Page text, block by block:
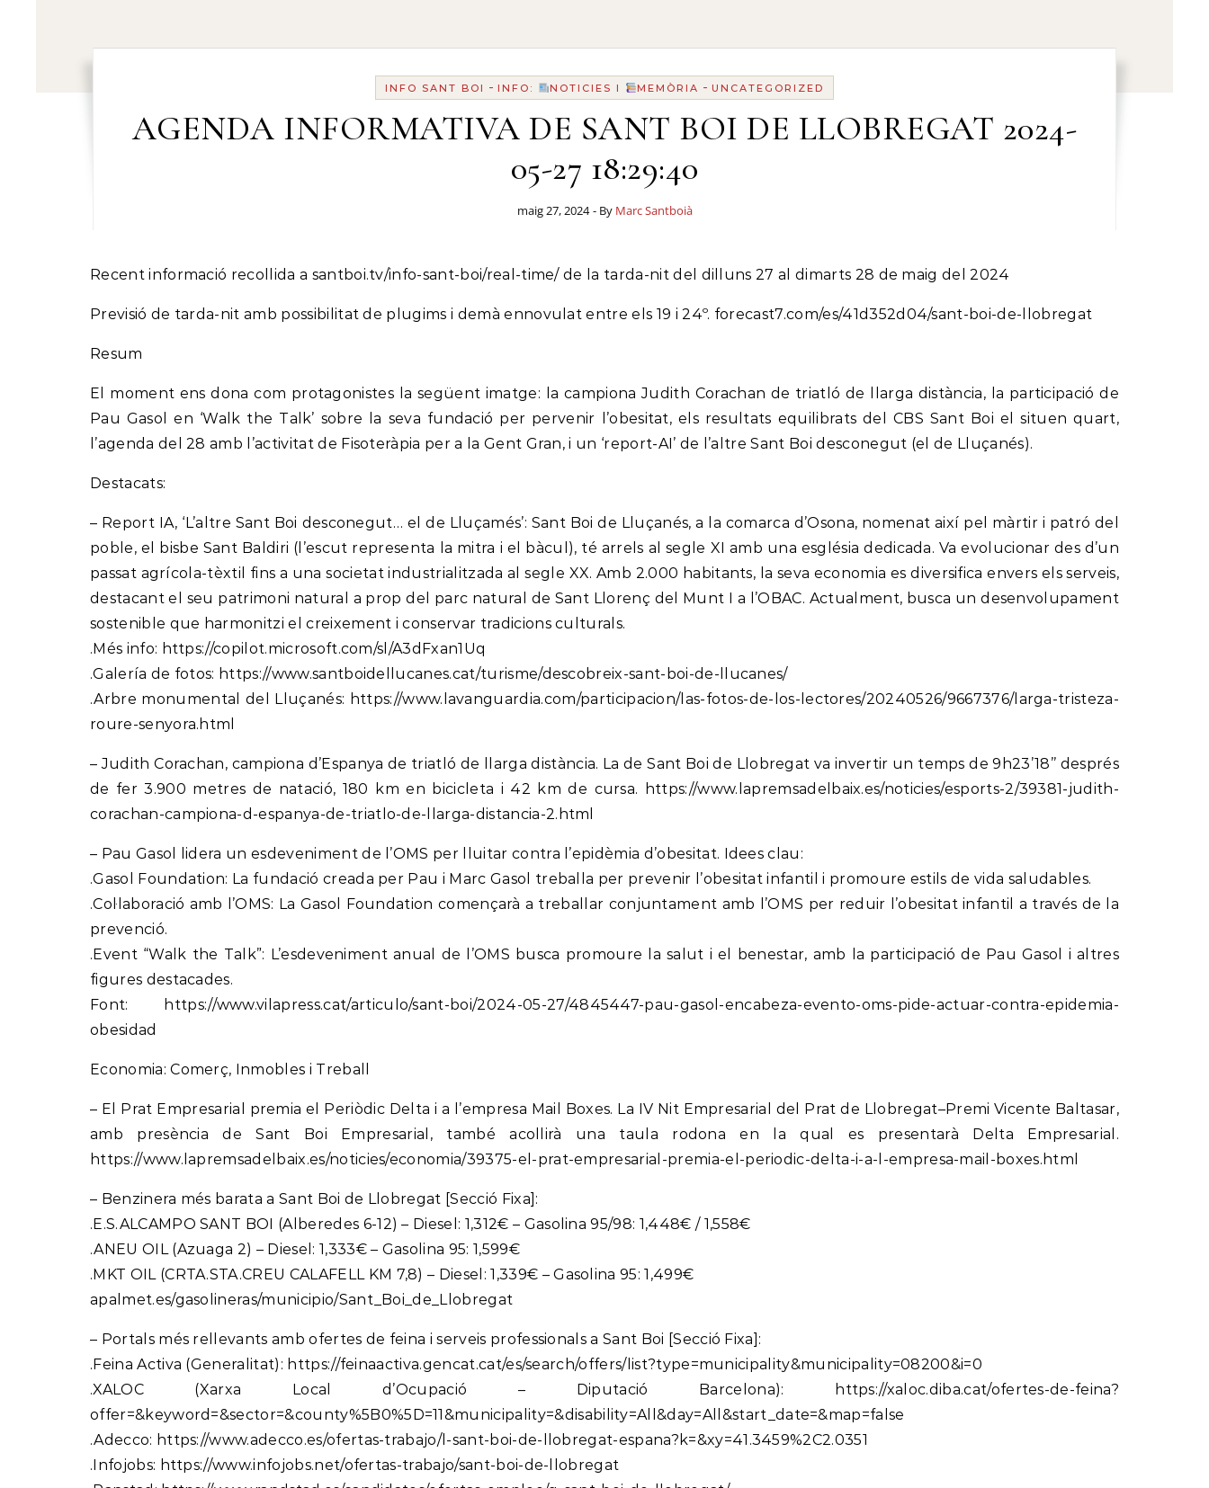
INFO SANT BOI -INFO: NOTICIES I MEMÒRIA - UNCATEGORIZED
AGENDA INFORMATIVA DE SANT BOI DE LLOBREGAT 2024-
05-27 18:29:40
maig 27, 2024 - By Marc Santboià
Recent informació recollida a santboi.tv/info-sant-boi/real-time/ de la tarda-nit del dilluns 27 al dimarts 28 de maig del 2024
Previsió de tarda-nit amb possibilitat de plugims i demà ennovulat entre els 19 i 24º. forecast7.com/es/41d352d04/sant-boi-de-llobregat
Resum
El moment ens dona com protagonistes la següent imatge: la campiona Judith Corachan de triatló de llarga distància, la participació de
Pau Gasol en ‘Walk the Talk’ sobre la seva fundació per pervenir l’obesitat, els resultats equilibrats del CBS Sant Boi el situen quart,
l’agenda del 28 amb l’activitat de Fisoteràpia per a la Gent Gran, i un ‘report-AI’ de l’altre Sant Boi desconegut (el de Lluçanés).
Destacats:
– Report IA, ‘L’altre Sant Boi desconegut… el de Lluçamés’: Sant Boi de Lluçanés, a la comarca d’Osona, nomenat així pel màrtir i patró del
poble, el bisbe Sant Baldiri (l’escut representa la mitra i el bàcul), té arrels al segle XI amb una església dedicada. Va evolucionar des d’un
passat agrícola-tèxtil fins a una societat industrialitzada al segle XX. Amb 2.000 habitants, la seva economia es diversifica envers els serveis,
destacant el seu patrimoni natural a prop del parc natural de Sant Llorenç del Munt I a l’OBAC. Actualment, busca un desenvolupament
sostenible que harmonitzi el creixement i conservar tradicions culturals.
.Més info: https://copilot.microsoft.com/sl/A3dFxan1Uq
.Galería de fotos: https://www.santboidellucanes.cat/turisme/descobreix-sant-boi-de-llucanes/
.Arbre monumental del Lluçanés: https://www.lavanguardia.com/participacion/las-fotos-de-los-lectores/20240526/9667376/larga-tristeza-
roure-senyora.html
– Judith Corachan, campiona d’Espanya de triatló de llarga distància. La de Sant Boi de Llobregat va invertir un temps de 9h23’18’’ després
de fer 3.900 metres de natació, 180 km en bicicleta i 42 km de cursa. https://www.lapremsadelbaix.es/noticies/esports-2/39381-judith-
corachan-campiona-d-espanya-de-triatlo-de-llarga-distancia-2.html
– Pau Gasol lidera un esdeveniment de l’OMS per lluitar contra l’epidèmia d’obesitat. Idees clau:
.Gasol Foundation: La fundació creada per Pau i Marc Gasol treballa per prevenir l’obesitat infantil i promoure estils de vida saludables.
.Col·laboració amb l’OMS: La Gasol Foundation començarà a treballar conjuntament amb l’OMS per reduir l’obesitat infantil a través de la
prevenció.
.Event “Walk the Talk”: L’esdeveniment anual de l’OMS busca promoure la salut i el benestar, amb la participació de Pau Gasol i altres
figures destacades.
Font: https://www.vilapress.cat/articulo/sant-boi/2024-05-27/4845447-pau-gasol-encabeza-evento-oms-pide-actuar-contra-epidemia-
obesidad
Economia: Comerç, Inmobles i Treball
– El Prat Empresarial premia el Periòdic Delta i a l’empresa Mail Boxes. La IV Nit Empresarial del Prat de Llobregat–Premi Vicente Baltasar,
amb presència de Sant Boi Empresarial, també acollirà una taula rodona en la qual es presentarà Delta Empresarial.
https://www.lapremsadelbaix.es/noticies/economia/39375-el-prat-empresarial-premia-el-periodic-delta-i-a-l-empresa-mail-boxes.html
– Benzinera més barata a Sant Boi de Llobregat [Secció Fixa]:
.E.S.ALCAMPO SANT BOI (Alberedes 6-12) – Diesel: 1,312€ – Gasolina 95/98: 1,448€ / 1,558€
.ANEU OIL (Azuaga 2) – Diesel: 1,333€ – Gasolina 95: 1,599€
.MKT OIL (CRTA.STA.CREU CALAFELL KM 7,8) – Diesel: 1,339€ – Gasolina 95: 1,499€
apalmet.es/gasolineras/municipio/Sant_Boi_de_Llobregat
– Portals més rellevants amb ofertes de feina i serveis professionals a Sant Boi [Secció Fixa]:
.Feina Activa (Generalitat): https://feinaactiva.gencat.cat/es/search/offers/list?type=municipality&municipality=08200&i=0
.XALOC (Xarxa Local d’Ocupació – Diputació Barcelona): https://xaloc.diba.cat/ofertes-de-feina?
offer=&keyword=&sector=&county%5B0%5D=11&municipality=&disability=All&day=All&start_date=&map=false
.Adecco: https://www.adecco.es/ofertas-trabajo/l-sant-boi-de-llobregat-espana?k=&xy=41.3459%2C2.0351
.Infojobs: https://www.infojobs.net/ofertas-trabajo/sant-boi-de-llobregat